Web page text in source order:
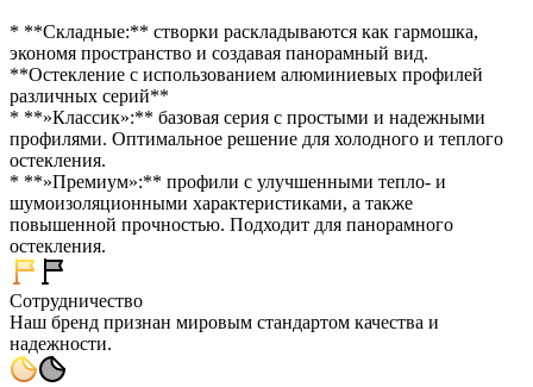
* **Складные:** створки раскладываются как гармошка,
экономя пространство и создавая панорамный вид.
**Остекление с использованием алюминиевых профилей
различных серий**
* **»Классик»:** базовая серия с простыми и надежными
профилями. Оптимальное решение для холодного и теплого
остекления.
* **»Премиум»:** профили с улучшенными тепло- и
шумоизоляционными характеристиками, а также
повышенной прочностью. Подходит для панорамного
остекления.
Сотрудничество
Наш бренд признан мировым стандартом качества и
надежности.